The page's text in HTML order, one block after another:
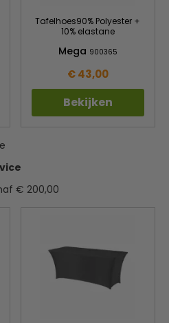
Tafelhoes90% Polyester +
10% elastane
Mega 900365
€ 43,00
Bekijken
€ 200,00